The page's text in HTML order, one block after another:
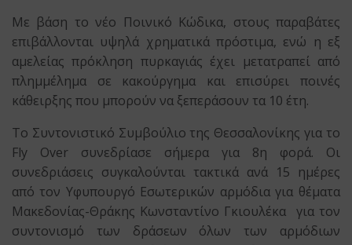
Με βάση το νέο Ποινικό Κώδικα, στους παραβάτες
επιβάλλονται υψηλά χρηματικά πρόστιμα, ενώ η εξ
αμελείας πρόκληση πυρκαγιάς έχει μετατραπεί από
πλημμέλημα σε κακούργημα και επισύρει ποινές
κάθειρξης που μπορούν να ξεπεράσουν τα 10 έτη.
Το Συντονιστικό Συμβούλιο της Θεσσαλονίκης για το
Fly Over συνεδρίασε σήμερα για 8η φορά. Οι
συνεδριάσεις συγκαλούνται τακτικά ανά 15 ημέρες
από τον Υφυπουργό Εσωτερικών αρμόδια για θέματα
Μακεδονίας-Θράκης Κωνσταντίνο Γκιουλέκα για τον
συντονισμό των δράσεων όλων των αρμόδιων